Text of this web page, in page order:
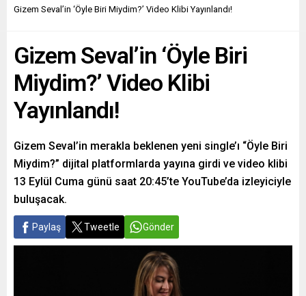
Gizem Seval’in ‘Öyle Biri Miydim?’ Video Klibi Yayınlandı!
Gizem Seval’in ‘Öyle Biri
Miydim?’ Video Klibi
Yayınlandı!
Gizem Seval’in merakla beklenen yeni single’ı “Öyle Biri
Miydim?” dijital platformlarda yayına girdi ve video klibi
13 Eylül Cuma günü saat 20:45’te YouTube’da izleyiciyle
buluşacak.
Paylaş Tweetle Gönder